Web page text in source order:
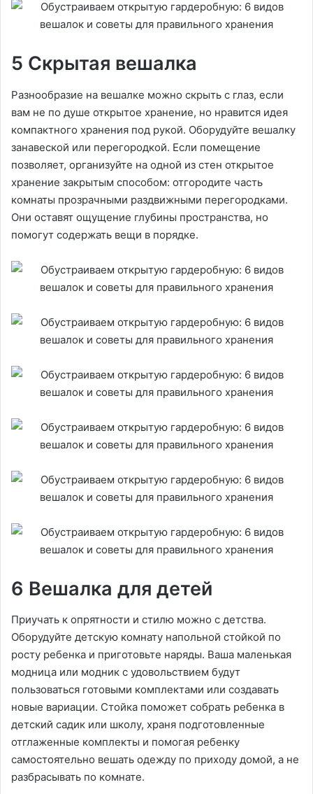
5 Скрытая вешалка
Разнообразие на вешалке можно скрыть с глаз, если
вам не по душе открытое хранение, но нравится идея
компактного хранения под рукой. Оборудуйте вешалку
занавеской или перегородкой. Если помещение
позволяет, организуйте на одной из стен открытое
хранение закрытым способом: отгородите часть
комнаты прозрачными раздвижными перегородками.
Они оставят ощущение глубины пространства, но
помогут содержать вещи в порядке.
6 Вешалка для детей
Приучать к опрятности и стилю можно с детства.
Оборудуйте детскую комнату напольной стойкой по
росту ребенка и приготовьте наряды. Ваша маленькая
модница или модник с удовольствием будут
пользоваться готовыми комплектами или создавать
новые вариации. Стойка поможет собрать ребенка в
детский садик или школу, храня подготовленные
отглаженные комплекты и помогая ребенку
самостоятельно вешать одежду по приходу домой, а не
разбрасывать по комнате.